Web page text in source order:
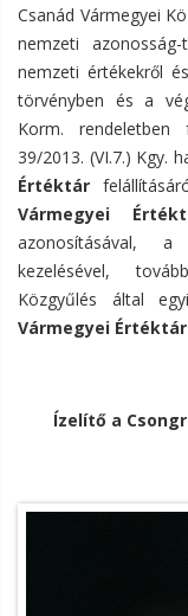
Csanád Vármegyei
nemzeti
nemzeti értékekről
törvényben és a
Korm.
39/2013. (VI.7.) Kgy.
Értéktár
Vármegyei
azonosításával, a
kezelésével,
Közgyűlés által
Vármegyei
Ízelítő a